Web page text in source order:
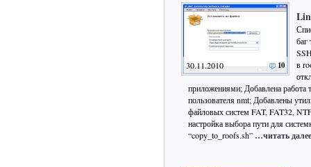
30.11.2010 10
баг
в
приложениями; Добавлена работа
пользователя nmt; Добавлены
файловых систем FAT, FAT32,
настройка выбора пути для
“copy_to_roofs.sh” …читать далее